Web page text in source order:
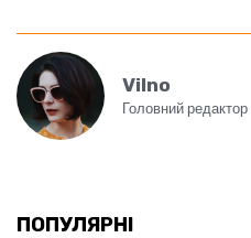
Vilno
Головний
ПОПУЛЯРНІ